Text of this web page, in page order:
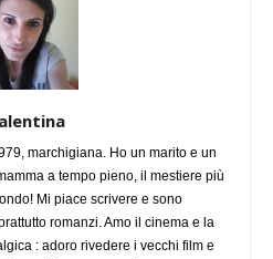
marchigiana. Ho un marito e un
a tempo pieno, il mestiere più
Mi piace scrivere e sono
romanzi. Amo il cinema e la
: adoro rivedere i vecchi film e